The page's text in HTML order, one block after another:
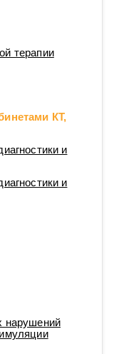
терапии
КТ,
и
и
нарушений